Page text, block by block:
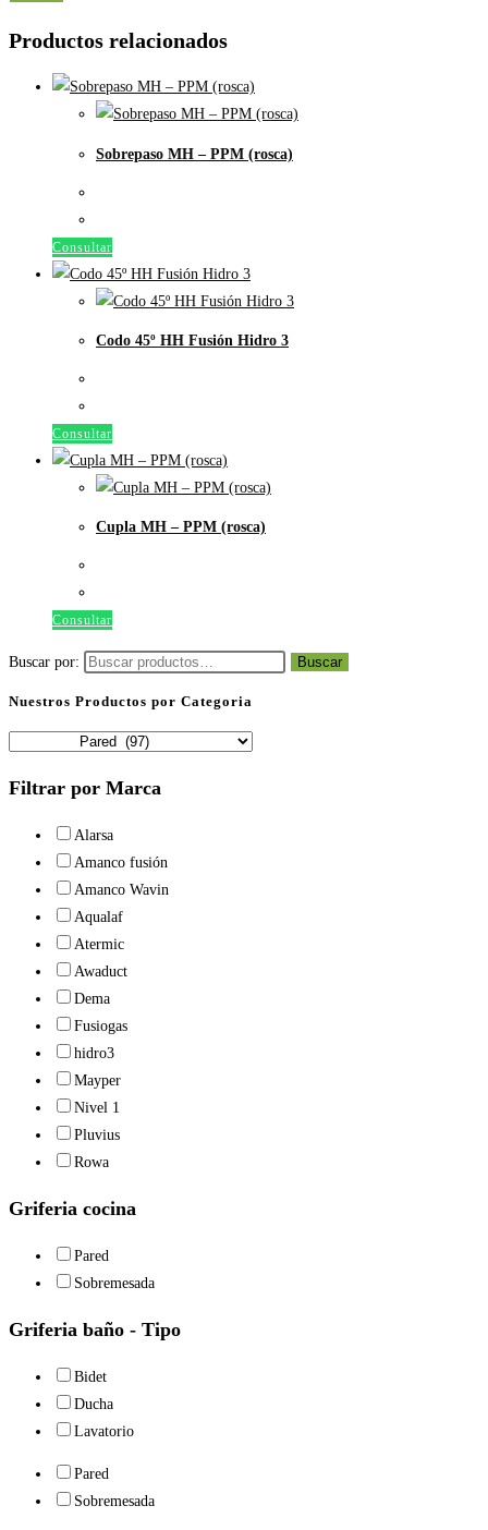
Productos relacionados
Sobrepaso MH – PPM (rosca)
Consultar
Codo 45º HH Fusión Hidro 3
Consultar
Cupla MH – PPM (rosca)
Consultar
Buscar por: Buscar
Nuestros Productos por Categoria
Filtrar por Marca
Alarsa
Amanco fusión
Amanco Wavin
Aqualaf
Atermic
Awaduct
Dema
Fusiogas
hidro3
Mayper
Nivel 1
Pluvius
Rowa
Griferia cocina
Pared
Sobremesada
Griferia baño - Tipo
Bidet
Ducha
Lavatorio
Pared
Sobremesada